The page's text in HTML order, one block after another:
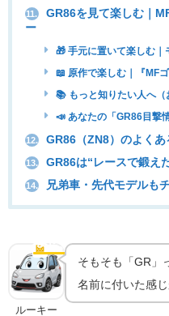
11.
GR86を見て楽しむ｜
ー
🎁 手元に置いて楽しむ｜
📖 原作で楽しむ｜『MF
📚 もっと知りたい人へ（
📣 あなたの「GR86目撃
12. GR86（ZN8）のよくあ
13. GR86は“レースで鍛え
14. 兄弟車・先代モデルも
🏁 GRの由来
なぜ「GR86」？
ルーキー
そもそも「GR」
名前に付いた感